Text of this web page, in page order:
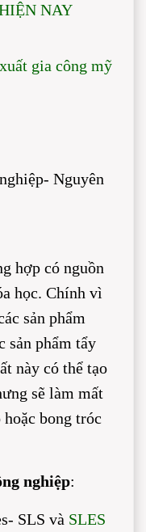
NAY
gia công mỹ
Nguyên
hợp có nguồn
học. Chính vì
sản phẩm
sản phẩm tẩy
này có thể tạo
sẽ làm mất
bong tróc
nghiệp:
SLS và SLES